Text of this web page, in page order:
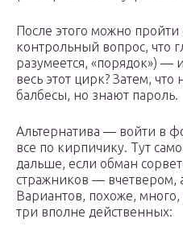
После этого можно
контрольный вопрос, что
разумеется, «порядок») —
весь этот цирк? Затем,
балбесы, но знают пароль.
Альтернатива — войти в
все по кирпичику. Тут
дальше, если обман
стражников — вчетвером,
Вариантов, похоже,
три вполне действенных: